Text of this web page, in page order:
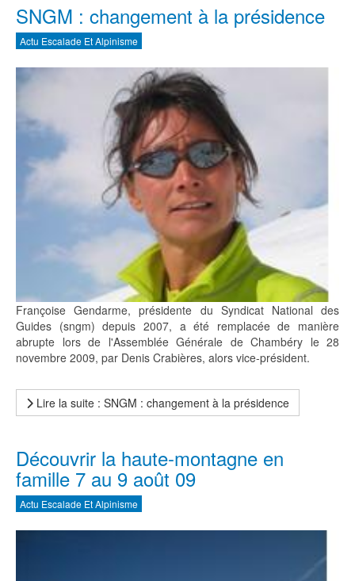
SNGM : changement à la présidence
Actu Escalade Et Alpinisme
Françoise Gendarme, présidente du Syndicat National des
Guides (sngm) depuis 2007, a été remplacée de manière
abrupte lors de l'Assemblée Générale de Chambéry le 28
novembre 2009, par Denis Crabières, alors vice-président.
Lire la suite : SNGM : changement à la présidence
Découvrir la haute-montagne en
famille 7 au 9 août 09
Actu Escalade Et Alpinisme